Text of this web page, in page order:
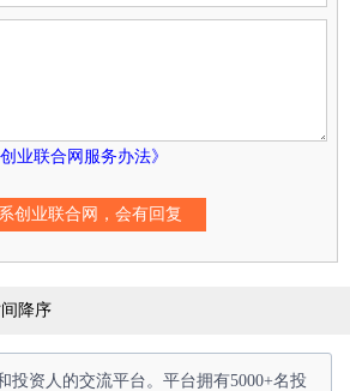
业联合网服务办法》
降序
投资人的交流平台。平台拥有5000+名投